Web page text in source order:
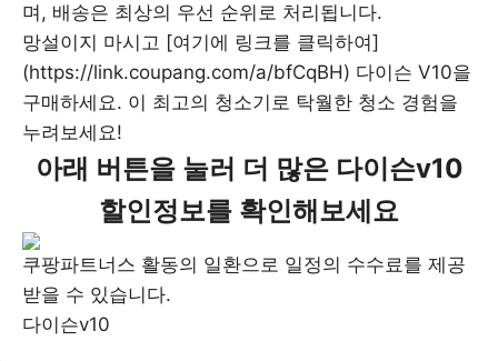
며, 배송은 최상의 우선 순위로 처리됩니다.
망설이지 마시고 [여기에 링크를 클릭하여]
(https://link.coupang.com/a/bfCqBH) 다이슨 V10을
구매하세요. 이 최고의 청소기로 탁월한 청소 경험을
누려보세요!
아래 버튼을 눌러 더 많은 다이슨v10
할인정보를 확인해보세요
쿠팡파트너스 활동의 일환으로 일정의 수수료를 제공
받을 수 있습니다.
다이슨v10